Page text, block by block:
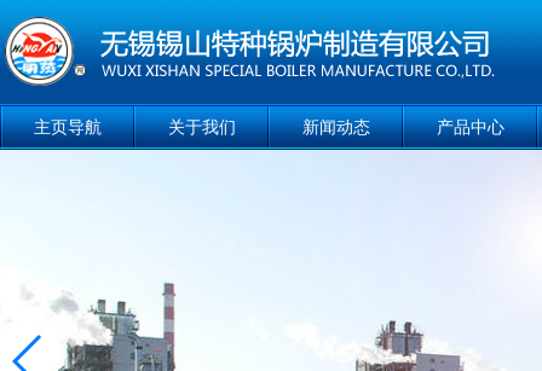
主页导航 关于我们 新闻动态 产品中心